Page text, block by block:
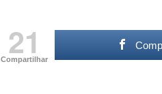
21
Compartilhar